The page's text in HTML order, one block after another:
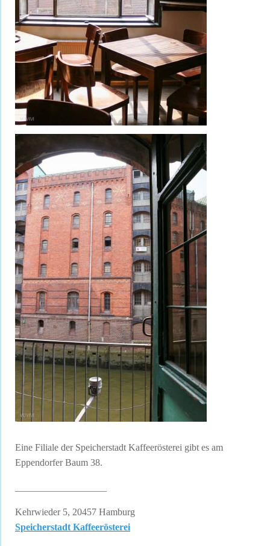
Eine Filiale der Speicherstadt Kaffeerösterei gibt es am
Eppendorfer Baum 38.
Kehrwieder 5, 20457 Hamburg
Speicherstadt Kaffeerösterei